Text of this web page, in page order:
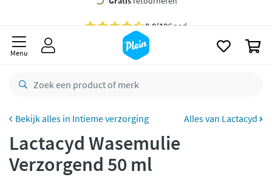
besteld,
Gratisretourneren
CO2 neutraal
Betaal met Klarna
Menu
Intieme verzorging Alles van Lactacyd
Lactacyd Wasemulie
Verzorgend 50 ml